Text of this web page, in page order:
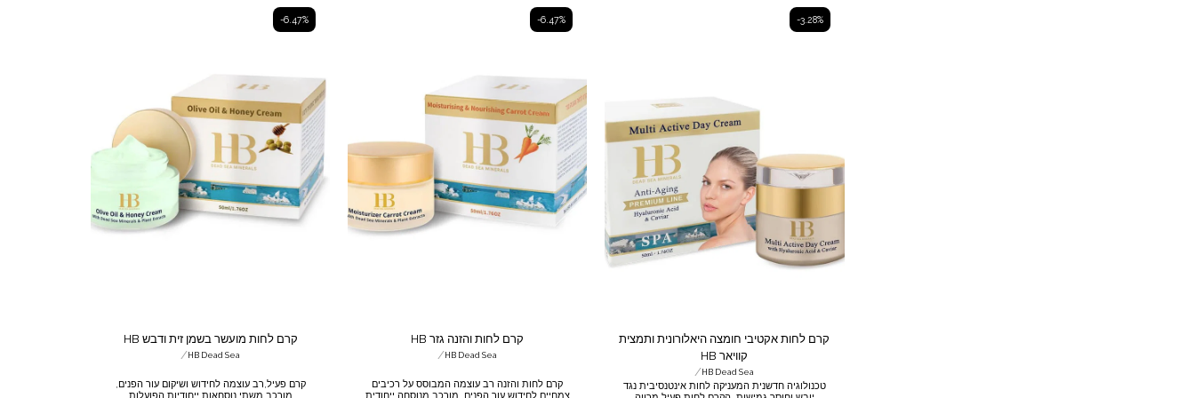
ואלסטין שהם חומרי המילוי הטבעיים של העור
המעניקים לו את מרקמו החלק והמוצק. הקרם
מועשר במינרלים מים המלח, תמצית קוויאר,
להיות מוצק, מוזן, גמיש וזוהר. טוב לכל סוגי העור.
-3.28%
קרם לחות אקטיבי חומצה היאלורונית ותמצית
קוויאר HB
HB Dead Sea
/
טכנולוגיה חדשנית המעניקה לחות אינטנסיבית נגד
-6.47%
קרם לחות והזנה גזר HB
HB Dead Sea
/
קרם לחות והזנה רב עוצמה המבוסס על רכיבים
צמחיים לחידוש עור הפנים. מורכב מנוסחה ייחודית
-6.47%
קרם לחות מועשר בשמן זית ודבש HB
HB Dead Sea
/
קרם פעיל,רב עוצמה לחידוש ושיקום עור הפנים,
מורכב משתי נוסחאות ייחודיות הפועלות